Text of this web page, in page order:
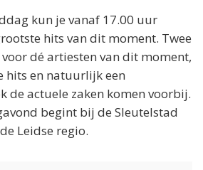
kun je vanaf 17.00 uur
hits van dit moment. Twee
dé artiesten van dit moment,
hits en natuurlijk een
de actuele zaken komen voorbij.
begint bij de Sleutelstad
Leidse regio.